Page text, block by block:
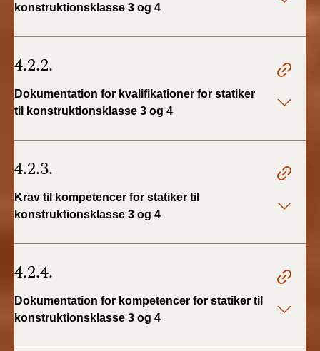
konstruktionsklasse 3 og 4
4.2.2.
Dokumentation for kvalifikationer for statiker
til konstruktionsklasse 3 og 4
4.2.3.
Krav til kompetencer for statiker til
konstruktionsklasse 3 og 4
4.2.4.
Dokumentation for kompetencer for statiker til
konstruktionsklasse 3 og 4